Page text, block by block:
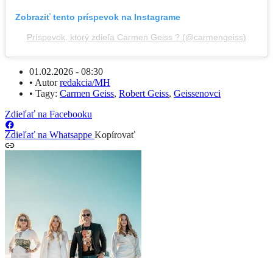
Zobraziť tento príspevok na Instagrame
Príspevok, ktorý zdieľa Carmen Geiss ? (@carmengeiss)
01.02.2026 - 08:30
• Autorredakcia/MH
• Tagy: Carmen Geiss, Robert Geiss, Geissenovci
Zdieľať na Facebooku
Zdieľať na Whatsappe Kopírovať